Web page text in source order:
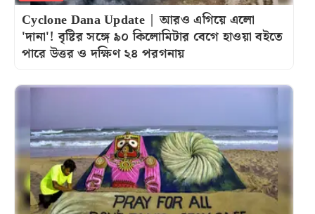
Cyclone Dana Update | আরও এগিয়ে এলো
'দানা'! বৃষ্টির সঙ্গে ৯০ কিলোমিটার বেগে হাওয়া বইতে
পারে উত্তর ও দক্ষিণ ২৪ পরগনায়